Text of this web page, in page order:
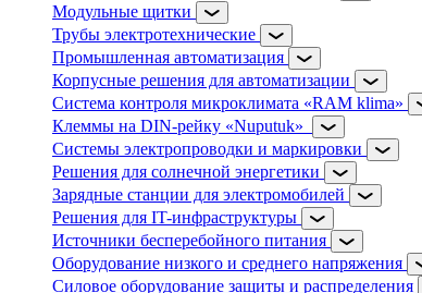
Модульные щитки
Трубы электротехнические
Промышленная автоматизация
Корпусные решения для автоматизации
Система контроля микроклимата «RAM klima»
Клеммы на DIN-рейку «Nuputuk»
Системы электропроводки и маркировки
Решения для солнечной энергетики
Зарядные станции для электромобилей
Решения для IT-инфраструктуры
Источники бесперебойного питания
Оборудование низкого и среднего напряжения
Силовое оборудование защиты и распределения